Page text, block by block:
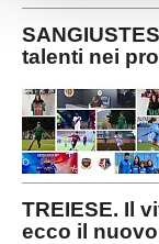
talenti nei
TREIESE. Il
ecco il